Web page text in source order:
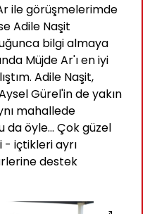
ile görüşmelerimde
Adile Naşit
bilgi almaya
Müjde Ar'ı en iyi
Adile Naşit,
Gürel'in de yakın
mahallede
da öyle... Çok güzel
- içtikleri ayrı
destek